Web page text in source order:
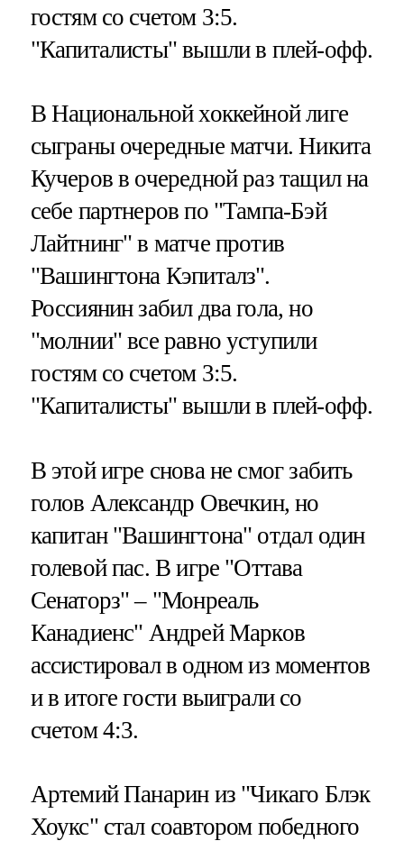
гостям со счетом 3:5.
"Капиталисты" вышли в плей-офф.
В Национальной хоккейной лиге
сыграны очередные матчи. Никита
Кучеров в очередной раз тащил на
себе партнеров по "Тампа-Бэй
Лайтнинг" в матче против
"Вашингтона Кэпиталз".
Россиянин забил два гола, но
"молнии" все равно уступили
гостям со счетом 3:5.
"Капиталисты" вышли в плей-офф.
В этой игре снова не смог забить
голов Александр Овечкин, но
капитан "Вашингтона" отдал один
голевой пас. В игре "Оттава
Сенаторз" – "Монреаль
Канадиенс" Андрей Марков
ассистировал в одном из моментов
и в итоге гости выиграли со
счетом 4:3.
Артемий Панарин из "Чикаго Блэк
Хоукс" стал соавтором победного